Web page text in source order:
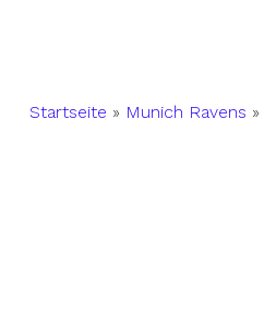
Startseite » Munich Ravens »